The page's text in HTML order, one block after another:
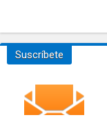
Suscríbete